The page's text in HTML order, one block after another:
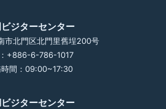
ジターセンター
市北門区北門里舊埕200号
+886-6-786-1017
時間：09:00~17:30
ジターセンター